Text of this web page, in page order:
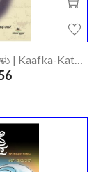
ಕಾಫ್ಕಾ ಕಥೆಗಳು | Kaafka-Kathegalu